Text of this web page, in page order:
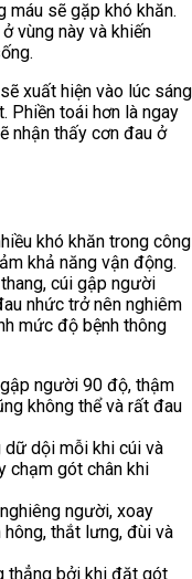
máu sẽ gặp khó khăn.
vùng này và khiến
xuất hiện vào lúc sáng
Phiền toái hơn là ngay
nhận thấy cơn đau ở
khó khăn trong công
khả năng vận động.
cúi gập người
nhức trở nên nghiêm
mức độ bệnh thông
người 90 độ, thậm
không thể và rất đau
dữ dội mỗi khi cúi và
chạm gót chân khi
người, xoay
thắt lưng, đùi và
thẳng bởi khi đặt gót